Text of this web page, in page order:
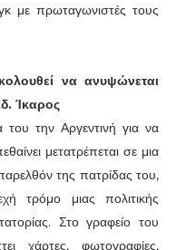
με πρωταγωνιστές τους
να ανυψώνεται
Ίκαρος
του την Αργεντινή για να
μετατρέπεται σε μια
της πατρίδας του,
τρόμο μιας πολιτικής
Στο γραφείο του
χάρτες, φωτογραφίες,